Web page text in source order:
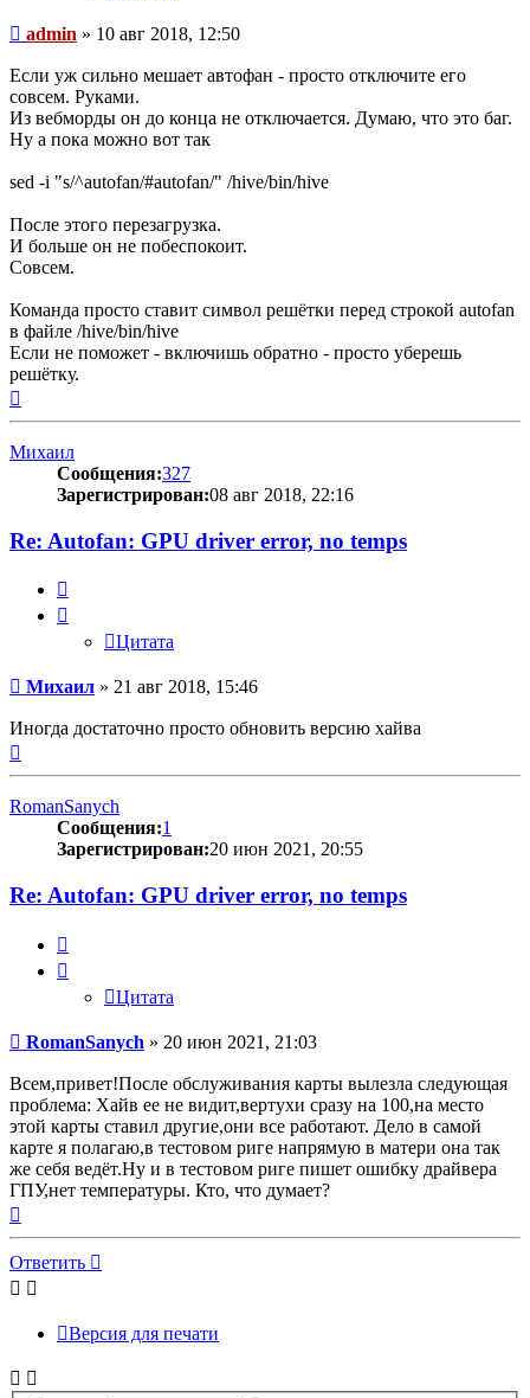
Сообщение
admin » 10 авг 2018, 12:50
Если уж сильно мешает автофан - просто отключите его
совсем. Руками.
Из вебморды он до конца не отключается. Думаю, что это баг.
Ну а пока можно вот так
sed -i "s/^autofan/#autofan/" /hive/bin/hive
После этого перезагрузка.
И больше он не побеспокоит.
Совсем.
Команда просто ставит символ решётки перед строкой autofan
в файле /hive/bin/hive
Если не поможет - включишь обратно - просто уберешь
решётку.
Михаил
Сообщения:327
Зарегистрирован:08 авг 2018, 22:16
Re: Autofan: GPU driver error, no temps
Цитата
Сообщение
Михаил » 21 авг 2018, 15:46
Иногда достаточно просто обновить версию хайва
RomanSanych
Сообщения:1
Зарегистрирован:20 июн 2021, 20:55
Re: Autofan: GPU driver error, no temps
Цитата
Сообщение
RomanSanych » 20 июн 2021, 21:03
Всем,привет!После обслуживания карты вылезла следующая
проблема: Хайв ее не видит,вертухи сразу на 100,на место
этой карты ставил другие,они все работают. Дело в самой
карте я полагаю,в тестовом риге напрямую в матери она так
же себя ведёт.Ну и в тестовом риге пишет ошибку драйвера
ГПУ,нет температуры. Кто, что думает?
началу
Ответить
Версия для печати